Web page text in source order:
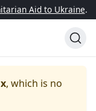
Aid to Ukraine.
, which is no